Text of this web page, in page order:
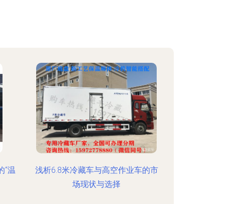
“温
浅析6.8米冷藏车与高空作业车的市
场现状与选择